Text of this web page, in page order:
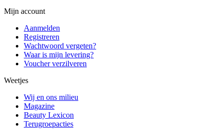
Mijn account
Aanmelden
Registreren
Wachtwoord vergeten?
Waar is mijn levering?
Voucher verzilveren
Weetjes
Wij en ons milieu
Magazine
Beauty Lexicon
Terugroepacties